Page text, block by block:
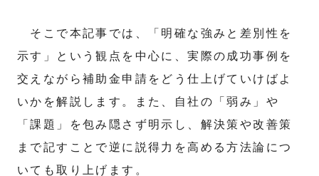
そこで本記事では、「明確な強みと差別性を
示す」という観点を中心に、実際の成功事例を
交えながら補助金申請をどう仕上げていけばよ
いかを解説します。また、自社の「弱み」や
「課題」を包み隠さず明示し、解決策や改善策
まで記すことで逆に説得力を高める方法論につ
いても取り上げます。